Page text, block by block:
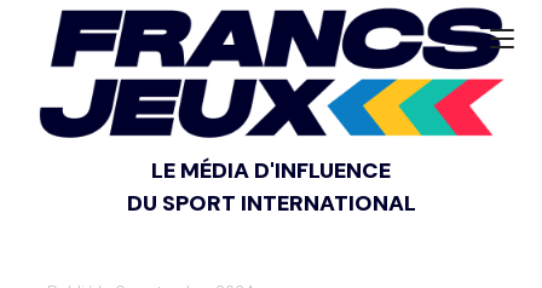
LE MÉDIA D'INFLUENCE
DU SPORT INTERNATIONAL